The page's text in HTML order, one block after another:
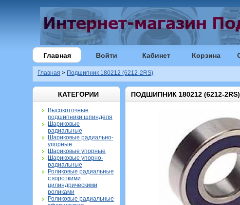
Главная Войти Кабинет Корзина
Главная > Подшипник 180212 (6212-2RS)
КАТЕГОРИИ
Высокоточные
подшипники шпинделя
Шариковые
радиальные
Шариковые радиально-
упорные
Шариковые упорные
Шариковые упорно-
радиальные
Роликовые радиальные
с короткими
цилиндрическими
роликами
Роликовые радиальные
ПОДШИПНИК 180212 (6212-2RS)